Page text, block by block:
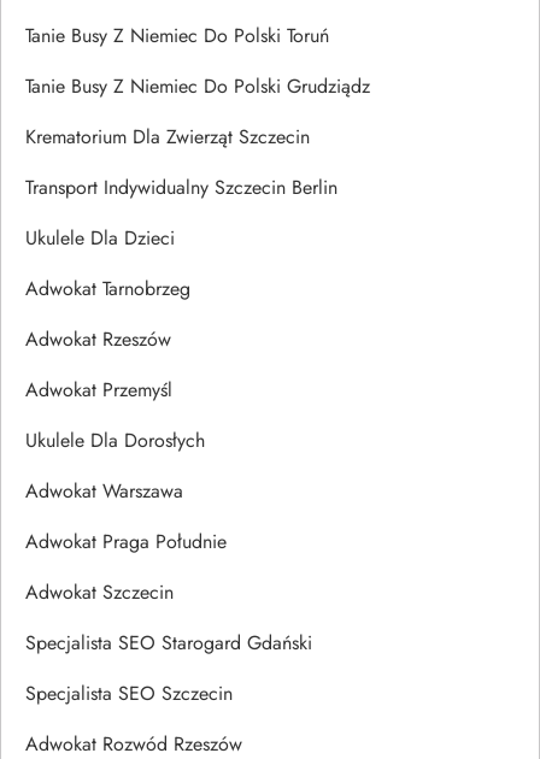
Tanie Busy Z Niemiec Do Polski Toruń
Tanie Busy Z Niemiec Do Polski Grudziądz
Krematorium Dla Zwierząt Szczecin
Transport Indywidualny Szczecin Berlin
Ukulele Dla Dzieci
Adwokat Tarnobrzeg
Adwokat Rzeszów
Adwokat Przemyśl
Ukulele Dla Dorosłych
Adwokat Warszawa
Adwokat Praga Południe
Adwokat Szczecin
Specjalista SEO Starogard Gdański
Specjalista SEO Szczecin
Adwokat Rozwód Rzeszów